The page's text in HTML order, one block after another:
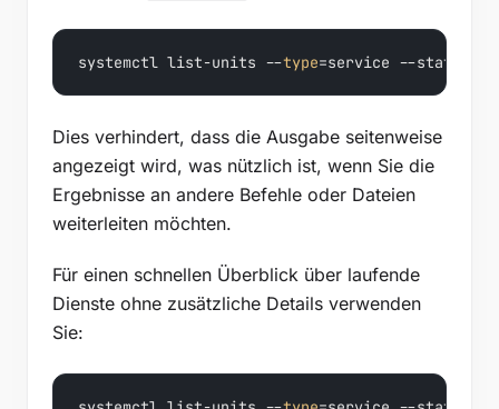
systemctl list-units --type=service --
Dies verhindert, dass die Ausgabe seitenweise
angezeigt wird, was nützlich ist, wenn Sie die
Ergebnisse an andere Befehle oder Dateien
weiterleiten möchten.
Für einen schnellen Überblick über laufende
Dienste ohne zusätzliche Details verwenden
Sie: